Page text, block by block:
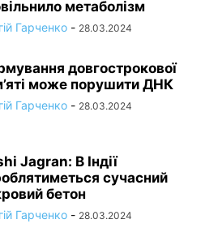
метаболізм
Гарченко - 28.03.2024
довгострокової
може порушити ДНК
Гарченко - 28.03.2024
Jagran: В Індії
сучасний
бетон
Гарченко - 28.03.2024